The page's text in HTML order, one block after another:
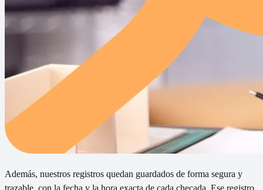
Además, nuestros registros quedan guardados de forma segura y
trazable, con la fecha y la hora exacta de cada checada. Ese registro